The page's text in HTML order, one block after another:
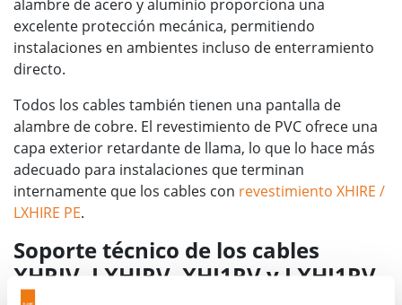
alambre de acero y aluminio proporciona una
excelente protección mecánica, permitiendo
instalaciones en ambientes incluso de enterramiento
directo.
Todos los cables también tienen una pantalla de
alambre de cobre. El revestimiento de PVC ofrece una
capa exterior retardante de llama, lo que lo hace más
adecuado para instalaciones que terminan
internamente que los cables con revestimiento XHIRE /
LXHIRE PE.
Soporte técnico de los cables
XHRIV, LXHIRV, XHI1RV y LXHI1RV